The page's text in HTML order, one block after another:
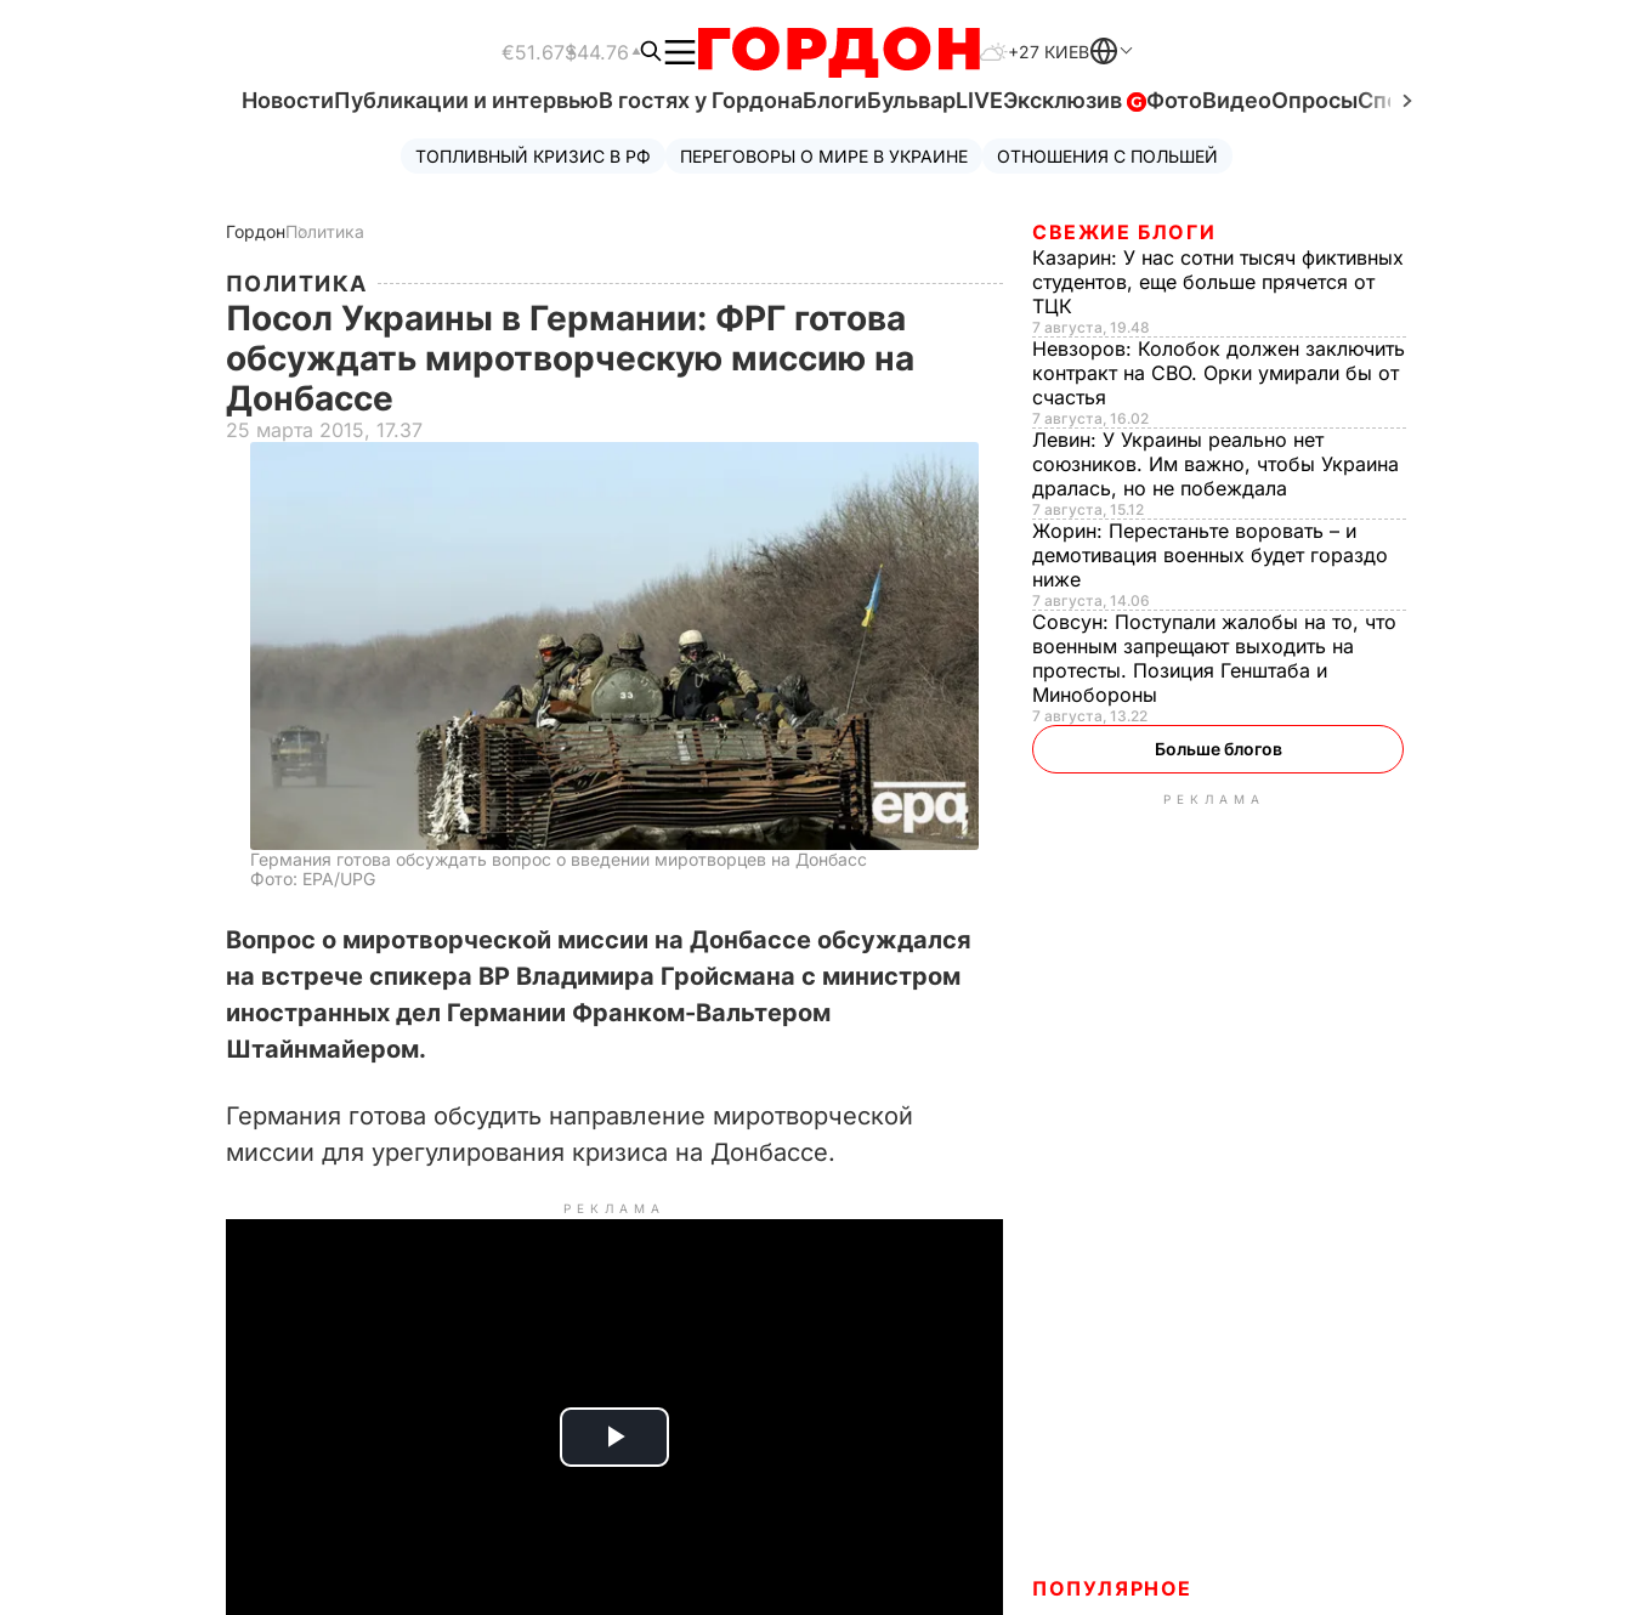
€51.67$44.76 +27 КИЕВ
НовостиПубликации и интервьюВ гостях у ГордонаБлогиБульварLIVEЭксклюзив ФотоВидеоОпросыСпецпроекты
ТОПЛИВНЫЙ КРИЗИС В РФ ПЕРЕГОВОРЫ О МИРЕ В УКРАИНЕ ОТНОШЕНИЯ С ПОЛЬШЕЙ
ГордонПолитика
ПОЛИТИКА
Посол Украины в Германии: ФРГ готова
обсуждать миротворческую миссию на
Донбассе
25 марта 2015, 17.37
Германия готова обсуждать вопрос о введении миротворцев на Донбасс
Фото: EPA/UPG
Вопрос о миротворческой миссии на Донбассе обсуждался
на встрече спикера ВР Владимира Гройсмана с министром
иностранных дел Германии Франком-Вальтером
Штайнмайером.
Германия готова обсудить направление миротворческой
миссии для урегулирования кризиса на Донбассе.
РЕКЛАМА
P
СВЕЖИЕ БЛОГИ
Казарин: У нас сотни тысяч фиктивных
студентов, еще больше прячется от
ТЦК
7 августа, 19.48
Невзоров: Колобок должен заключить
контракт на СВО. Орки умирали бы от
счастья
7 августа, 16.02
Левин: У Украины реально нет
союзников. Им важно, чтобы Украина
дралась, но не побеждала
7 августа, 15.12
Жорин: Перестаньте воровать – и
демотивация военных будет гораздо
ниже
7 августа, 14.06
Совсун: Поступали жалобы на то, что
военным запрещают выходить на
протесты. Позиция Генштаба и
Минобороны
7 августа, 13.22
Больше блогов
РЕКЛАМА
ПОПУЛЯРНОЕ